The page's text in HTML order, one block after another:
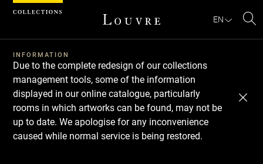
EN
INFORMATION
Due to the complete redesign of our collections
management tools, some of the information
displayed in our online catalogue, particularly
rooms in which artworks can be found, may not be
up to date. We apologise for any inconvenience
caused while normal service is being restored.
Cookies management panel